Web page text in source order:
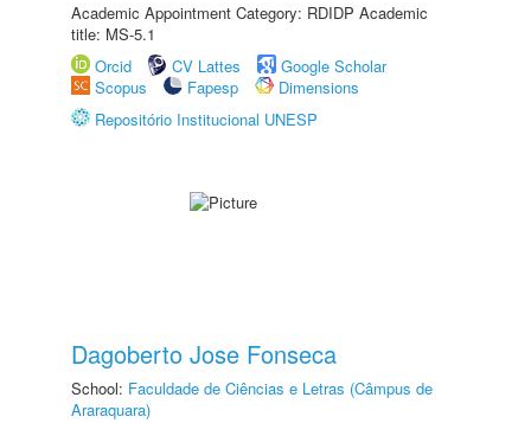
Academic Appointment Category: RDIDP Academic
title: MS-5.1
Orcid
CV Lattes
Google Scholar
Scopus
Fapesp
Dimensions
Repositório Institucional UNESP
Dagoberto Jose Fonseca
School: Faculdade de Ciências e Letras (Câmpus de
Araraquara)